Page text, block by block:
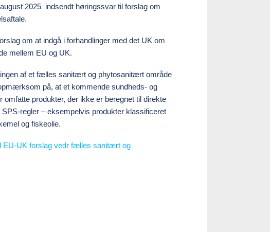
2025 indsendt høringssvar til forslag om
om at indgå i forhandlinger med det UK om
mellem EU og UK.
af et fælles sanitært og phytosanitært område
på, at et kommende sundheds- og
produkter, der ikke er beregnet til direkte
regler – eksempelvis produkter klassificeret
og fiskeolie.
EU-UK forslag vedr fælles sanitært og